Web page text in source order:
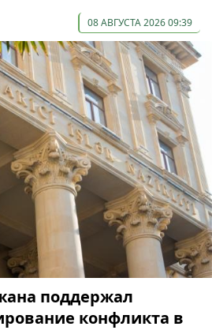
08 АВГУСТА 2026 09:39
поддержал
конфликта в